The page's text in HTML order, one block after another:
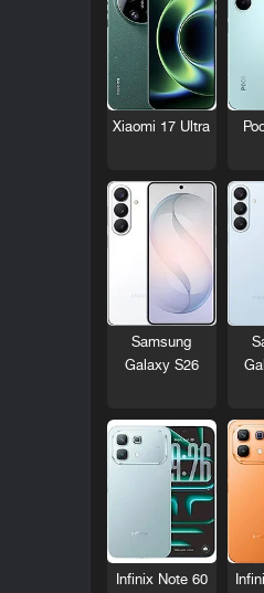
Xiaomi 17 Ultra
Samsung
Galaxy S26
Infinix Note 60